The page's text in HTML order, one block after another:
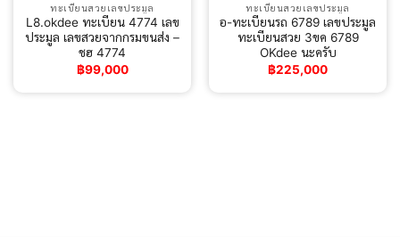
ทะเบียนสวยเลขประมูล
L8.okdee ทะเบียน 4774 เลข
ประมูล เลขสวยจากกรมขนส่ง –
ชฮ 4774
฿99,000
ทะเบียนสวยเลขประมูล
อ-ทะเบียนรถ 6789 เลขประมูล
ทะเบียนสวย 3ขค 6789
OKdee นะครับ
฿225,000